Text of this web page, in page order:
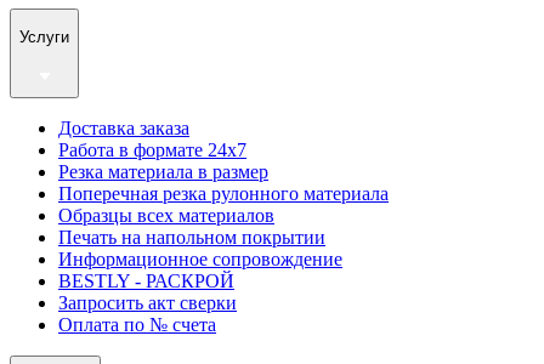
Услуги
Доставка заказа
Работа в формате 24х7
Резка материала в размер
Поперечная резка рулонного материала
Образцы всех материалов
Печать на напольном покрытии
Информационное сопровождение
BESTLY - РАСКРОЙ
Запросить акт сверки
Оплата по № счета